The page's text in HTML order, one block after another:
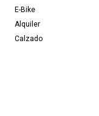
E-Bike
Alquiler
Calzado